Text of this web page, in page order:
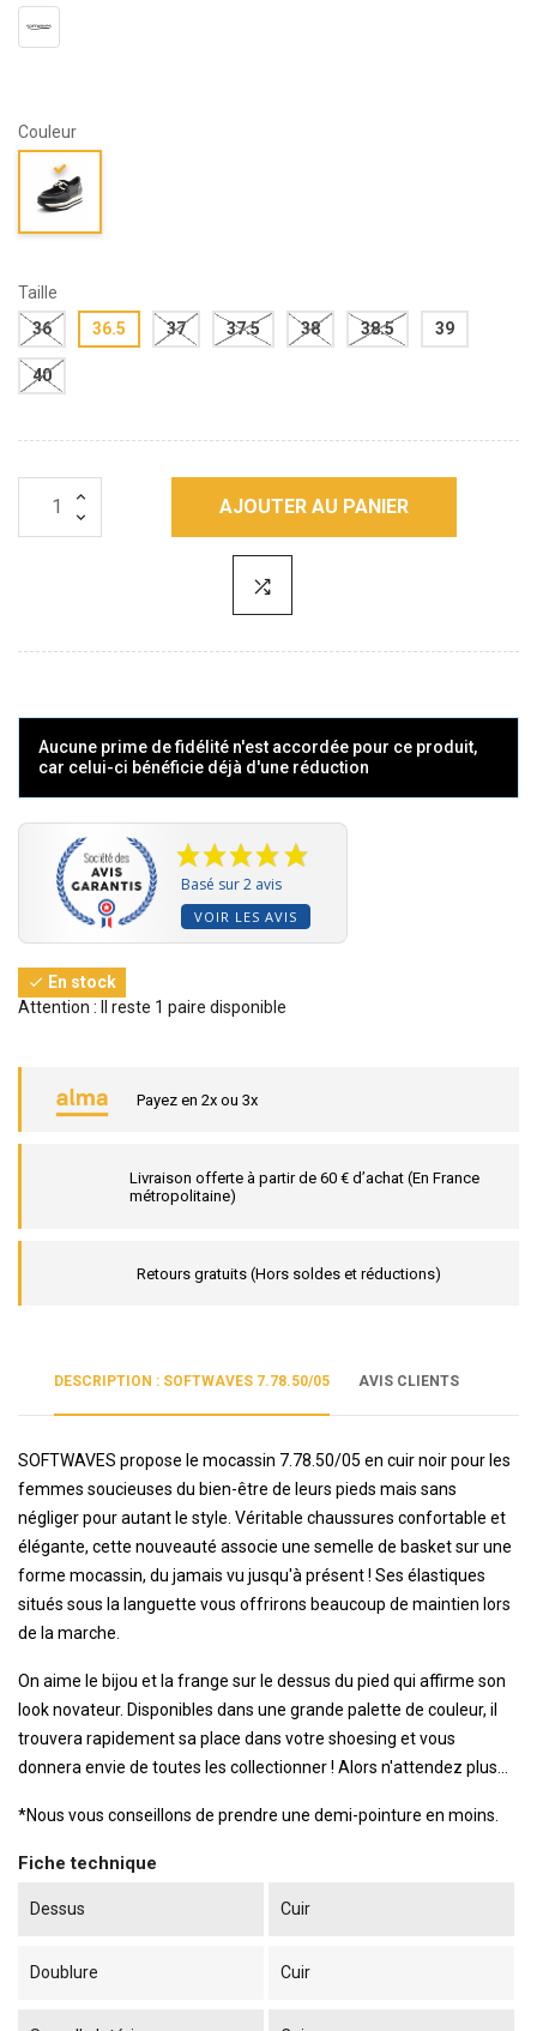
Couleur
Taille
36
36.5 37 37.5 38 38.5 39
40
AJOUTER AU PANIER
Aucune prime de fidélité n'est accordée pour ce produit,
car celui-ci bénéficie déjà d'une réduction
Basé sur 2 avis
VOIR LES AVIS
 En stock
Attention : Il reste 1 paire disponible
Payez en 2x ou 3x
Livraison offerte à partir de 60 € d’achat (En France
métropolitaine)
Retours gratuits (Hors soldes et réductions)
DESCRIPTION : SOFTWAVES 7.78.50/05 AVIS CLIENTS
SOFTWAVES propose le mocassin 7.78.50/05 en cuir noir pour les
femmes soucieuses du bien-être de leurs pieds mais sans
négliger pour autant le style. Véritable chaussures confortable et
élégante, cette nouveauté associe une semelle de basket sur une
forme mocassin, du jamais vu jusqu'à présent ! Ses élastiques
situés sous la languette vous offrirons beaucoup de maintien lors
de la marche.
On aime le bijou et la frange sur le dessus du pied qui affirme son
look novateur. Disponibles dans une grande palette de couleur, il
trouvera rapidement sa place dans votre shoesing et vous
donnera envie de toutes les collectionner ! Alors n'attendez plus...
*Nous vous conseillons de prendre une demi-pointure en moins.
Fiche technique
Dessus Cuir
Doublure Cuir